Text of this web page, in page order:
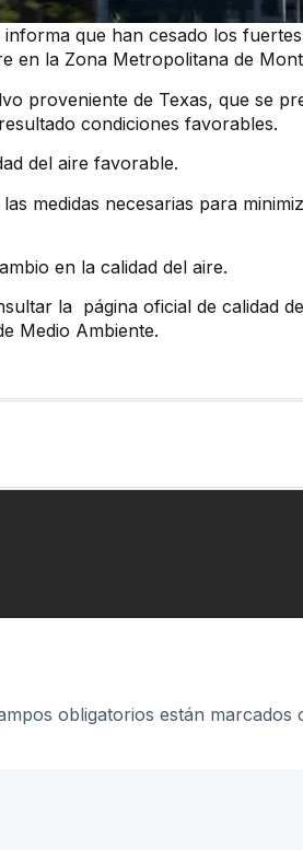
que han cesado los
en la Zona Metropolitana de
proveniente de Texas, que se
condiciones favorables.
del aire favorable.
medidas necesarias para
en la calidad del aire.
la página oficial de calidad
Medio Ambiente.
obligatorios están marcados